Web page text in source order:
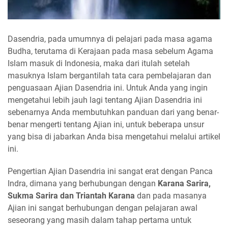
Dasendria, pada umumnya di pelajari pada masa agama
Budha, terutama di Kerajaan pada masa sebelum Agama
Islam masuk di Indonesia, maka dari itulah setelah
masuknya Islam bergantilah tata cara pembelajaran dan
penguasaan Ajian Dasendria ini. Untuk Anda yang ingin
mengetahui lebih jauh lagi tentang Ajian Dasendria ini
sebenarnya Anda membutuhkan panduan dari yang benar-
benar mengerti tentang Ajian ini, untuk beberapa unsur
yang bisa di jabarkan Anda bisa mengetahui melalui artikel
ini.
Pengertian Ajian Dasendria ini sangat erat dengan Panca
Indra, dimana yang berhubungan dengan Karana Sarira,
Sukma Sarira dan Triantah Karana dan pada masanya
Ajian ini sangat berhubungan dengan pelajaran awal
seseorang yang masih dalam tahap pertama untuk